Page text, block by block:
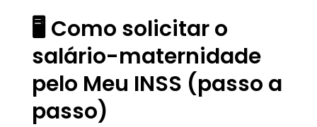
🖥️ Como solicitar o
salário-maternidade
pelo Meu INSS (passo a
passo)